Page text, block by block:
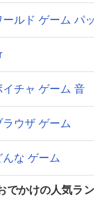
でかけの人気ラ